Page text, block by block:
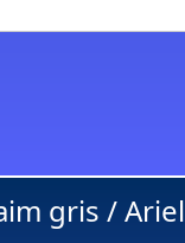
gris / Ariel